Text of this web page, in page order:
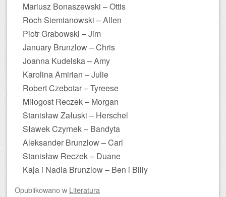
Mariusz Bonaszewski – Ottis
Roch Siemianowski – Allen
Piotr Grabowski – Jim
January Brunzlow – Chris
Joanna Kudelska – Amy
Karolina Amirian – Julie
Robert Czebotar – Tyreese
Miłogost Reczek – Morgan
Stanisław Załuski – Herschel
Sławek Czyrnek – Bandyta
Aleksander Brunzlow – Carl
Stanisław Reczek – Duane
Kaja i Nadia Brunzlow – Ben i Billy
Opublikowanow Literatura